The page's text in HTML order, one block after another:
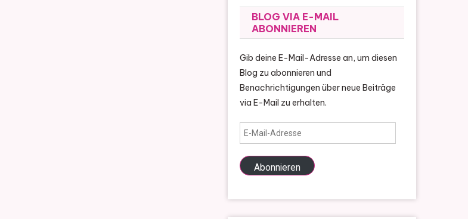
BLOG VIA E-MAIL
ABONNIEREN
Gib deine E-Mail-Adresse an, um diesen
Blog zu abonnieren und
Benachrichtigungen über neue Beiträge
via E-Mail zu erhalten.
E-
Mail-
Adresse
Abonnieren